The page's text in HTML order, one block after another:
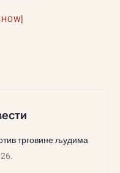
трговине људима